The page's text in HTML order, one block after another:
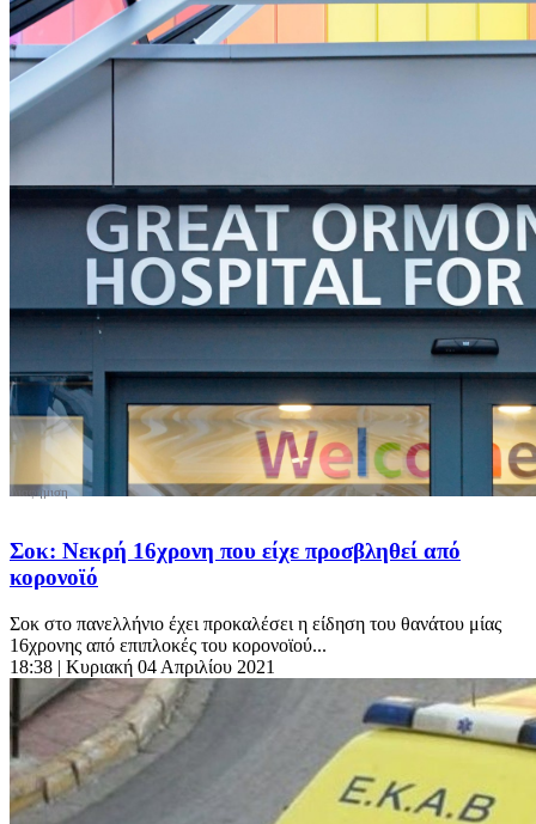
Σοκ: Νεκρή 16χρονη που είχε προσβληθεί από
κορονοϊό
Σοκ στο πανελλήνιο έχει προκαλέσει η είδηση του θανάτου μίας
16χρονης από επιπλοκές του κορονοϊού...
18:38 | Κυριακή 04 Απριλίου 2021